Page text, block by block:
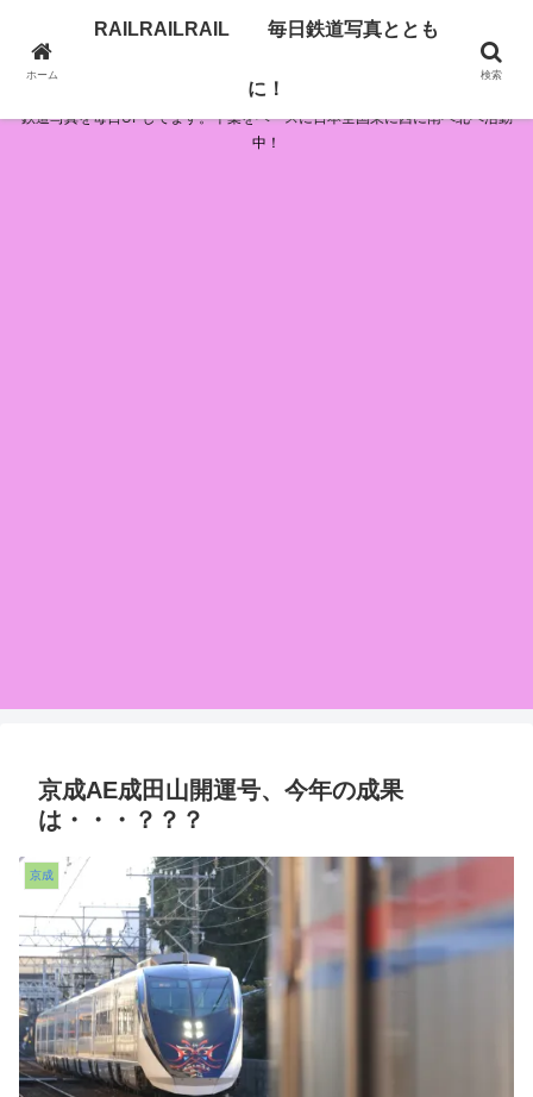
RAILRAILRAIL 毎日鉄道写真とともに！
鉄道写真を毎日UPしてます。千葉をベースに日本全国東に西に南へ北へ活動
中！
京成AE成田山開運号、今年の成果
は・・・？？？
京成
ホーム
RAILRAILRAIL 毎日鉄道写真ととも
に！
検索